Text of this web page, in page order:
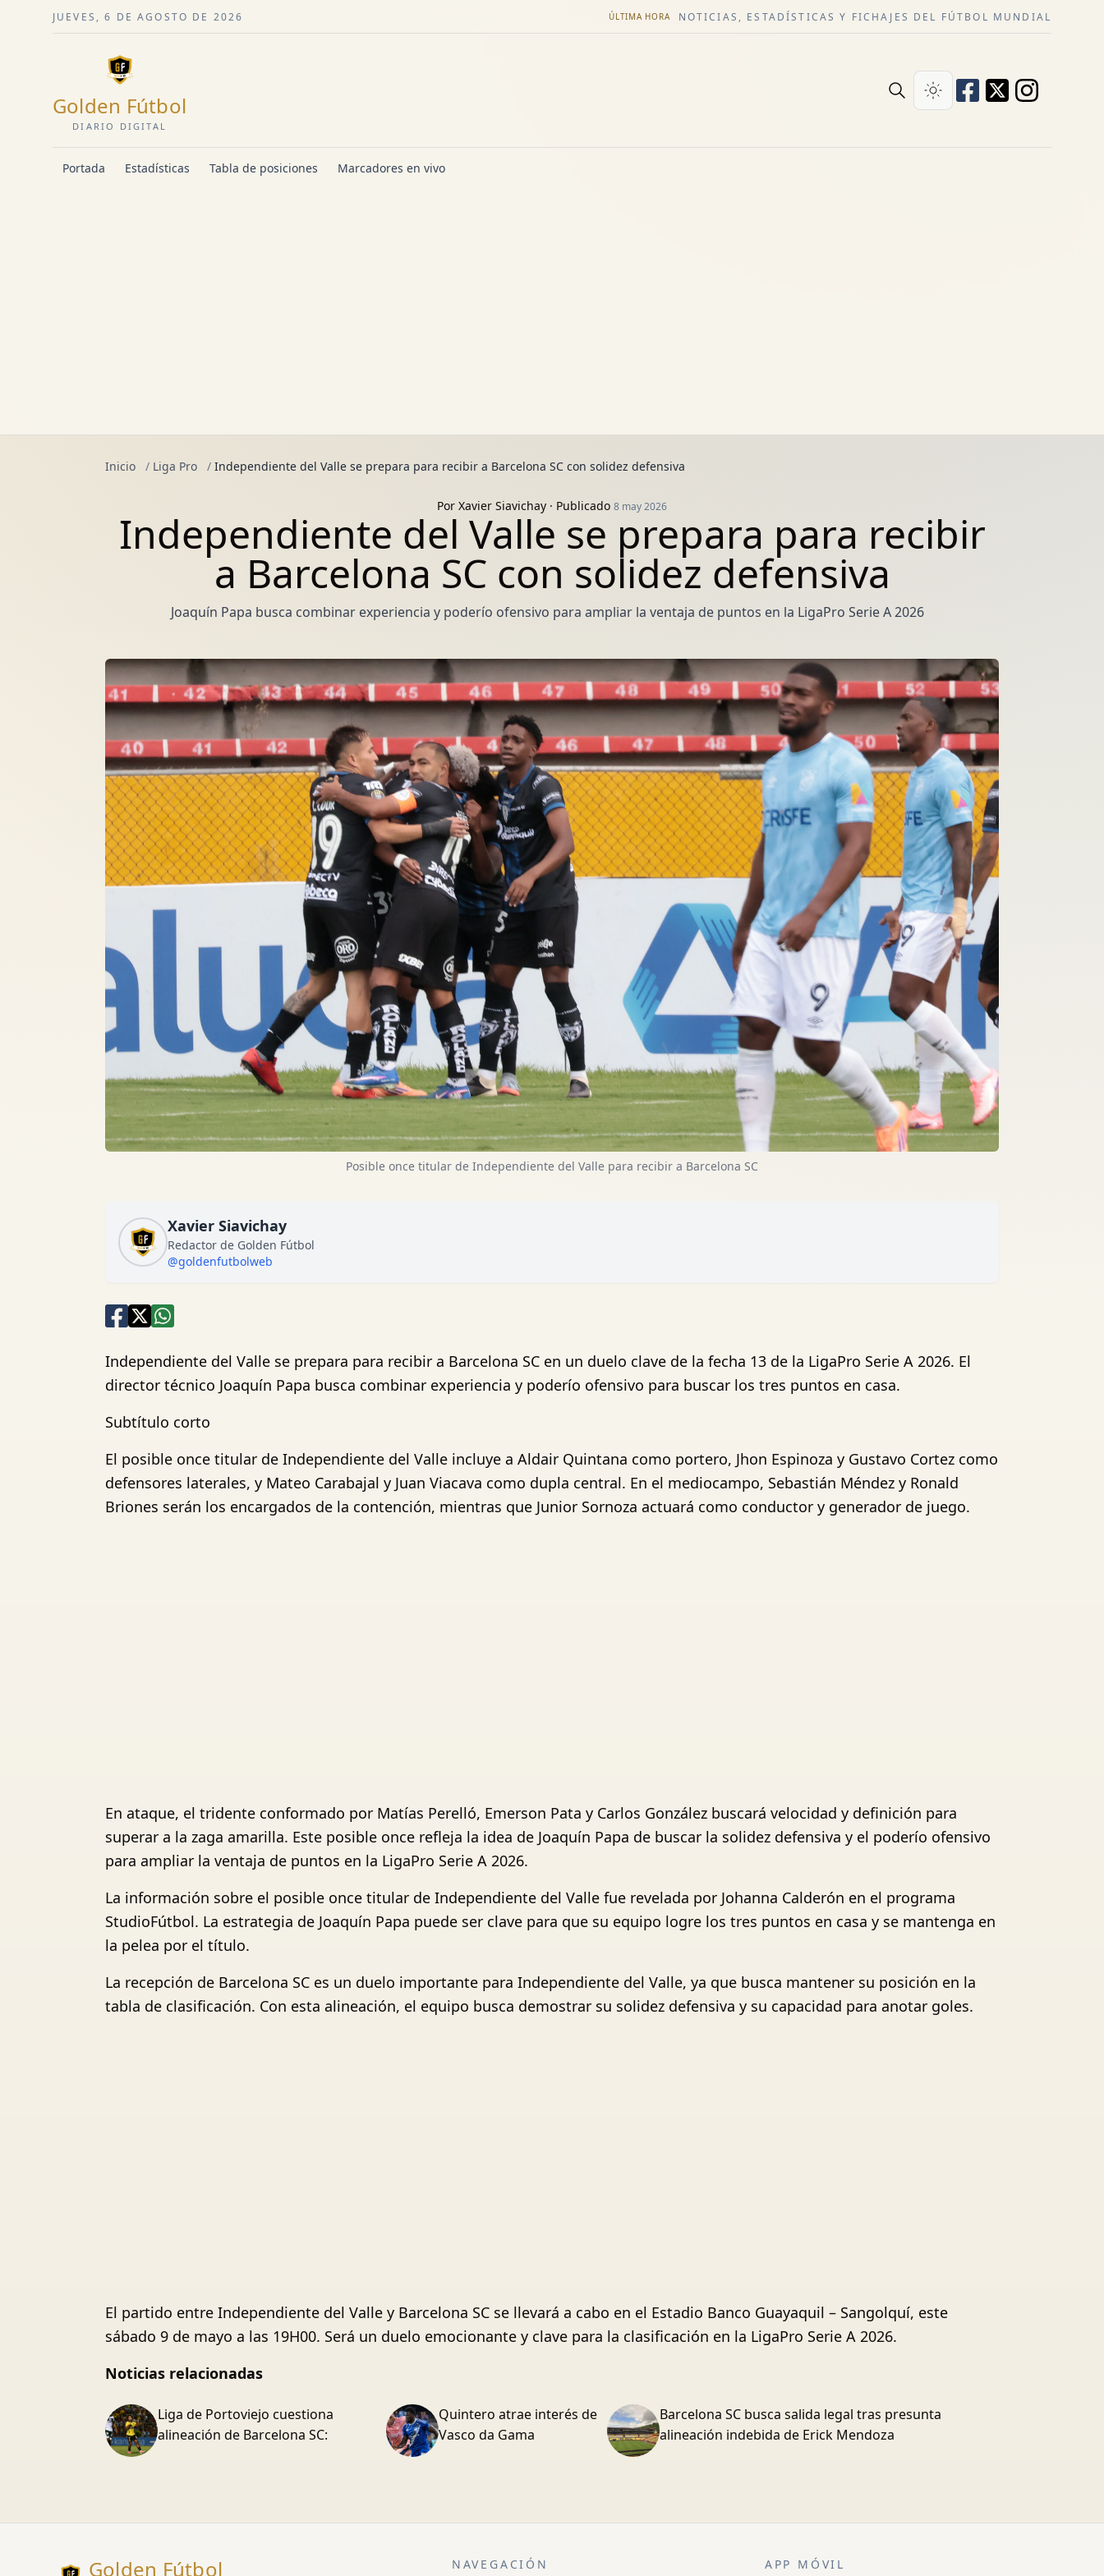
JUEVES, 6 DE AGOSTO DE 2026 ÚLTIMA HORA NOTICIAS, ESTADÍSTICAS Y FICHAJES DEL FÚTBOL MUNDIAL
Golden Fútbol
DIARIO DIGITAL
Portada Estadísticas Tabla de posiciones Marcadores en vivo
Inicio / Liga Pro / Independiente del Valle se prepara para recibir a Barcelona SC con solidez defensiva
Por Xavier Siavichay · Publicado 8 may 2026
Independiente del Valle se prepara para recibir
a Barcelona SC con solidez defensiva
Joaquín Papa busca combinar experiencia y poderío ofensivo para ampliar la ventaja de puntos en la LigaPro Serie A 2026
Posible once titular de Independiente del Valle para recibir a Barcelona SC
Xavier Siavichay
Redactor de Golden Fútbol
@goldenfutbolweb
Independiente del Valle se prepara para recibir a Barcelona SC en un duelo clave de la fecha 13 de la LigaPro Serie A 2026. El
director técnico Joaquín Papa busca combinar experiencia y poderío ofensivo para buscar los tres puntos en casa.
Subtítulo corto
El posible once titular de Independiente del Valle incluye a Aldair Quintana como portero, Jhon Espinoza y Gustavo Cortez como
defensores laterales, y Mateo Carabajal y Juan Viacava como dupla central. En el mediocampo, Sebastián Méndez y Ronald
Briones serán los encargados de la contención, mientras que Junior Sornoza actuará como conductor y generador de juego.
En ataque, el tridente conformado por Matías Perelló, Emerson Pata y Carlos González buscará velocidad y definición para
superar a la zaga amarilla. Este posible once refleja la idea de Joaquín Papa de buscar la solidez defensiva y el poderío ofensivo
para ampliar la ventaja de puntos en la LigaPro Serie A 2026.
La información sobre el posible once titular de Independiente del Valle fue revelada por Johanna Calderón en el programa
StudioFútbol. La estrategia de Joaquín Papa puede ser clave para que su equipo logre los tres puntos en casa y se mantenga en
la pelea por el título.
La recepción de Barcelona SC es un duelo importante para Independiente del Valle, ya que busca mantener su posición en la
tabla de clasificación. Con esta alineación, el equipo busca demostrar su solidez defensiva y su capacidad para anotar goles.
El partido entre Independiente del Valle y Barcelona SC se llevará a cabo en el Estadio Banco Guayaquil – Sangolquí, este
sábado 9 de mayo a las 19H00. Será un duelo emocionante y clave para la clasificación en la LigaPro Serie A 2026.
Noticias relacionadas
Liga de Portoviejo cuestiona
alineación de Barcelona SC:
Quintero atrae interés de
Vasco da Gama
Barcelona SC busca salida legal tras presunta
alineación indebida de Erick Mendoza
Golden Fútbol NAVEGACIÓN APP MÓVIL